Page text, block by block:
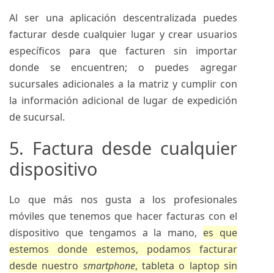
Al ser una aplicación descentralizada puedes
facturar desde cualquier lugar y crear usuarios
específicos para que facturen sin importar
donde se encuentren; o puedes agregar
sucursales adicionales a la matriz y cumplir con
la información adicional de lugar de expedición
de sucursal.
5. Factura desde cualquier
dispositivo
Lo que más nos gusta a los profesionales
móviles que tenemos que hacer facturas con el
dispositivo que tengamos a la mano, es que
estemos donde estemos, podamos facturar
desde nuestro smartphone, tableta o laptop sin